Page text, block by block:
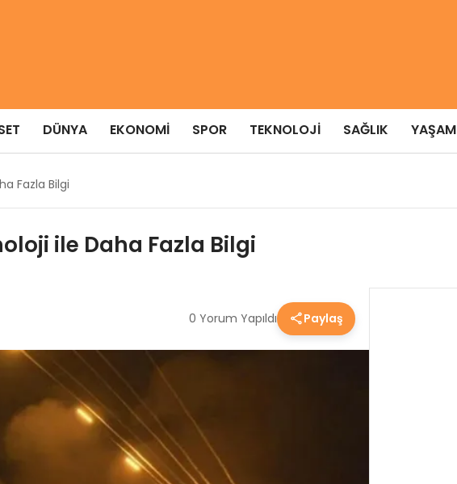
DÜNYA EKONOMI SPOR TEKNOLOJI SAĞLIK YAŞAM
Fazla Bilgi
ile Daha Fazla Bilgi
0 Yorum Yapıldı Paylaş